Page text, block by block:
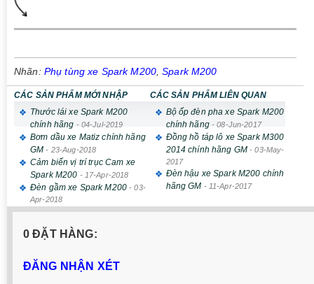
Nhãn: Phụ tùng xe Spark M200,Spark M200
CÁC SẢN PHẨM MỚI NHẬP
Thước lái xe Spark M200
chính hãng - 04-Jul-2019
Bơm dầu xe Matiz chính hãng
GM - 23-Aug-2018
Cảm biến vị trí trục Cam xe
Spark M200 - 17-Apr-2018
Đèn gầm xe Spark M200-03-
Apr-2018
CÁC SẢN PHẨM LIÊN QUAN
Bộ ốp đèn pha xe Spark M200
chính hãng-08-Jun-2017
Đồng hồ táp lô xe Spark M300
2014 chính hãng GM -03-May-
2017
Đèn hậu xe Spark M200 chính
hãng GM - 11-Apr-2017
0 ĐẶT HÀNG:
ĐĂNG NHẬN XÉT